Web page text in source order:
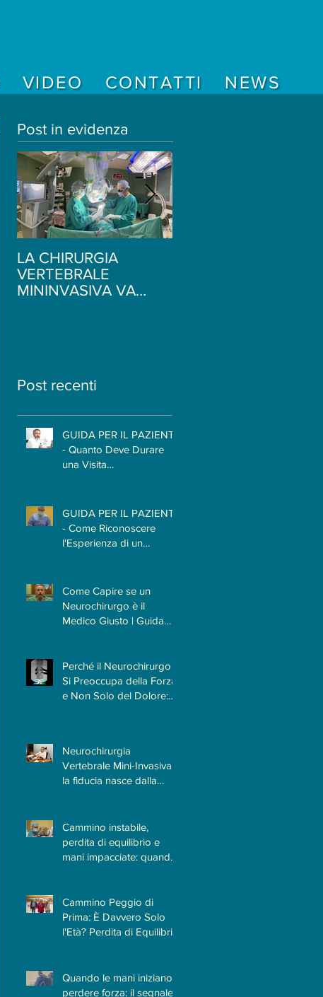
VIDEO CONTATTI NEWS
Post in evidenza
LA CHIRURGIA
VERTEBRALE
MININVASIVA VA
Post recenti
GUIDA PER IL PAZIENTE
- Quanto Deve Durare
una Visita
Capire il Paziente
GUIDA PER IL PAZIENTE
- Come Riconoscere
l'Esperienza di un
Come Capire se un
Neurochirurgo è il
Medico Giusto | Guida
Perché il Neurochirurgo
Si Preoccupa della Forza
e Non Solo del Dolore:
Neurochirurgia
Vertebrale Mini-Invasiva:
la fiducia nasce dalla
Cammino instabile,
perdita di equilibrio e
mani impacciate: quando
differenza
Cammino Peggio di
Prima: È Davvero Solo
l'Età? Perdita di Equilibrio
Cervicale
Quando le mani iniziano a
perdere forza: il segnale